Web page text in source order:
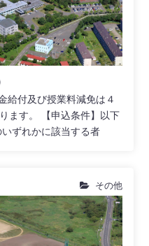
給付及び授業料減免は４
ます。 【申込条件】以下
ずれかに該当する者
その他